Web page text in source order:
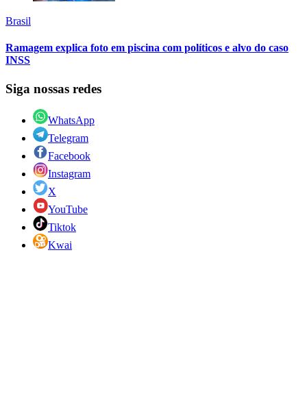
Brasil
Ramagem explica foto em piscina com políticos e alvo do caso
INSS
Siga nossas redes
WhatsApp
Telegram
Facebook
Instagram
X
YouTube
Tiktok
Kwai